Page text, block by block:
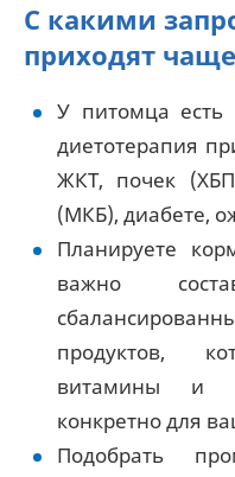
С какими
приходят чаще
У питомца есть
диетотерапия
ЖКТ, почек
(МКБ), диабете,
Планируете
важно
продуктов,
витамины и
конкретно для
Подобрать